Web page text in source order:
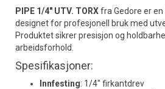
PIPE 1/4" UTV. TORXfra Gedore er
designet for profesjonell bruk med
Produktet sikrer presisjon og
arbeidsforhold.
Spesifikasjoner:
Innfesting: 1/4" firkantdrev